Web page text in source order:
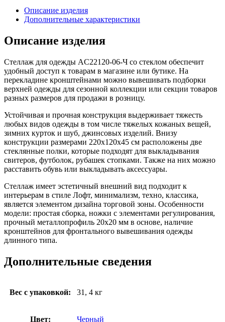
Описание изделия
Дополнительные характеристики
Описание изделия
Стеллаж для одежды AС22120-06-Ч со стеклом обеспечит
удобный доступ к товарам в магазине или бутике. На
перекладине кронштейнами можно вывешивать подборки
верхней одежды для сезонной коллекции или секции товаров
разных размеров для продажи в розницу.
Устойчивая и прочная конструкция выдерживает тяжесть
любых видов одежды в том числе тяжелых кожаных вещей,
зимних курток и шуб, джинсовых изделий. Внизу
конструкции размерами 220х120х45 см расположены две
стеклянные полки, которые подходят для выкладывания
свитеров, футболок, рубашек стопками. Также на них можно
расставить обувь или выкладывать аксессуары.
Стеллаж имеет эстетичный внешний вид подходит к
интерьерам в стиле Лофт, минимализм, техно, классика,
является элементом дизайна торговой зоны. Особенности
модели: простая сборка, ножки с элементами регулирования,
прочный металлопрофиль 20х20 мм в основе, наличие
кронштейнов для фронтального вывешивания одежды
длинного типа.
Дополнительные сведения
Вес с упаковкой: 31, 4 кг
Цвет: Черный